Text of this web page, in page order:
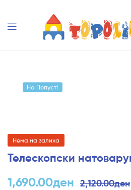
На Попуст!
Нема на залиха
Телескопски
2,120.00ден
1,690.00ден